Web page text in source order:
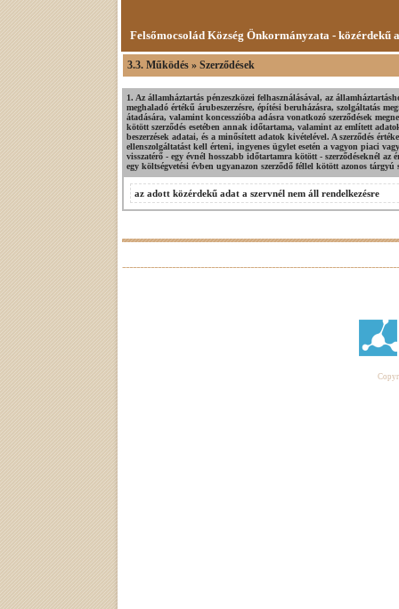
Felsőmocsolád Község Önkormányzata - közérdekű
3.3. Működés » Szerződések
1. Az államháztartás pénzeszközei felhasználásával, az
meghaladó értékű árubeszerzésre, építési beruházásra, szolgáltatás
átadására, valamint koncesszióba adásra vonatkozó szerződések
kötött szerződés esetében annak időtartama, valamint az említett
beszerzések adatai, és a minősített adatok kivételével. A szerződés
ellenszolgáltatást kell érteni, ingyenes ügylet esetén a vagyon piaci
visszatérő - egy évnél hosszabb időtartamra kötött - szerződéseknél
egy költségvetési évben ugyanazon szerződő féllel kötött azonos tárgyú
az adott közérdekű adat a szervnél nem áll rendelkezésre